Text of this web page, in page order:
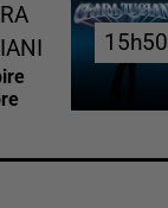
15h50
15h50